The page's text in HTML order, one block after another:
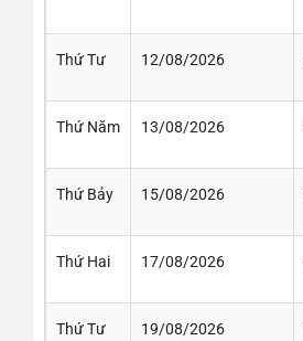
Thứ Tư 12/08/2026
Thứ Năm 13/08/2026
Thứ Bảy 15/08/2026
Thứ Hai 17/08/2026
Thứ Tư 19/08/2026